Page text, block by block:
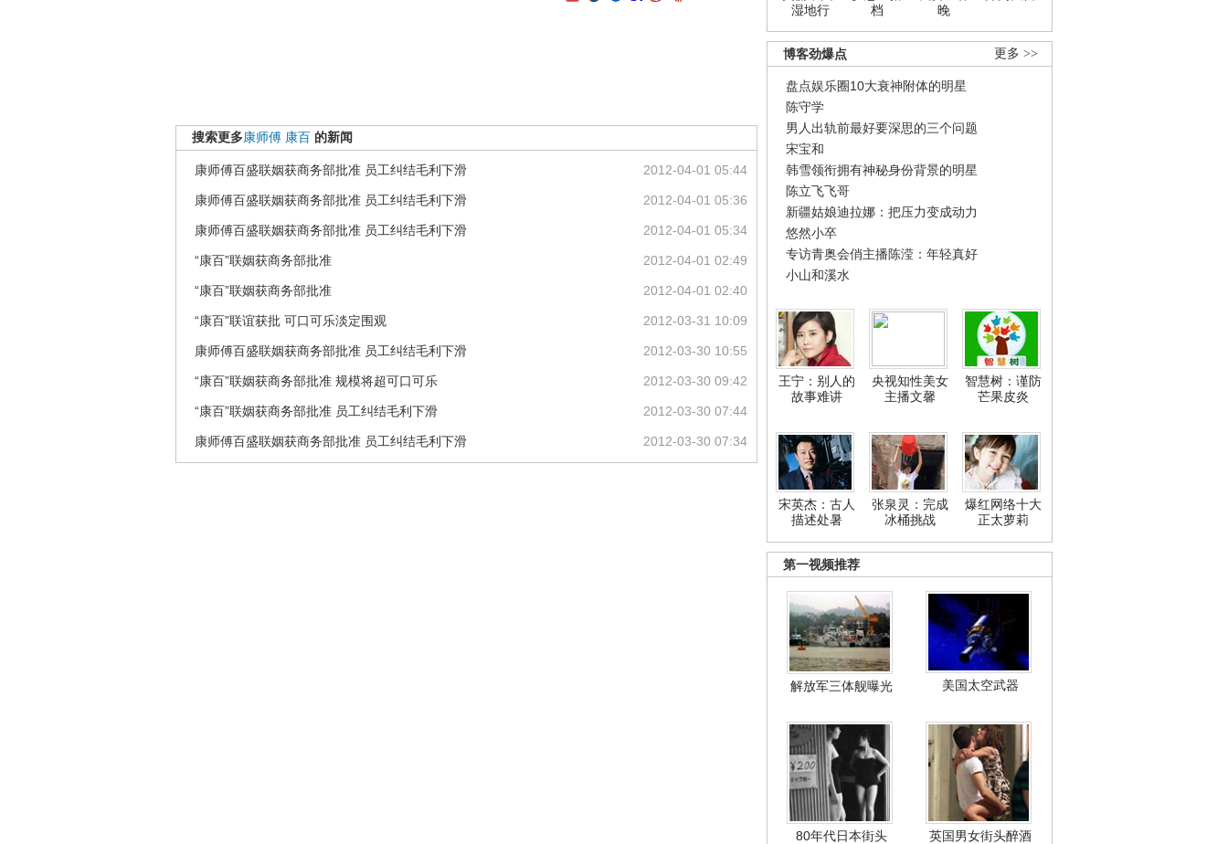
湿地行
档
晚
更多 >>
博客劲爆点
盘点娱乐圈10大衰神附体的明星
陈守学
男人出轨前最好要深思的三个问题
宋宝和
韩雪领衔拥有神秘身份背景的明星
陈立飞飞哥
新疆姑娘迪拉娜：把压力变成动力
悠然小卒
专访青奥会俏主播陈滢：年轻真好
小山和溪水
王宁：别人的
故事难讲
央视知性美女
主播文馨
智慧树：谨防
芒果皮炎
宋英杰：古人
描述处暑
张泉灵：完成
冰桶挑战
爆红网络十大
正太萝莉
第一视频推荐
解放军三体舰曝光 美国太空武器
80年代日本街头 英国男女街头醉酒
搜索更多康师傅 康百 的新闻
2012-04-01 05:44
康师傅百盛联姻获商务部批准 员工纠结毛利下滑
2012-04-01 05:36
康师傅百盛联姻获商务部批准 员工纠结毛利下滑
2012-04-01 05:34
康师傅百盛联姻获商务部批准 员工纠结毛利下滑
2012-04-01 02:49
“康百”联姻获商务部批准
2012-04-01 02:40
“康百”联姻获商务部批准
2012-03-31 10:09
“康百”联谊获批 可口可乐淡定围观
2012-03-30 10:55
康师傅百盛联姻获商务部批准 员工纠结毛利下滑
2012-03-30 09:42
“康百”联姻获商务部批准 规模将超可口可乐
2012-03-30 07:44
“康百”联姻获商务部批准 员工纠结毛利下滑
2012-03-30 07:34
康师傅百盛联姻获商务部批准 员工纠结毛利下滑